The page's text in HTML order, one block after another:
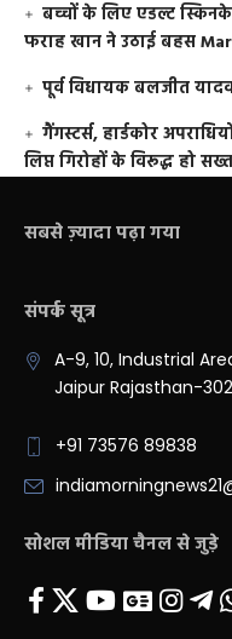
बच्चों के लिए एडल्ट
फराह खान ने उठाई बहस
पूर्व विधायक बलजीत
गैंगस्टर्स, हार्डकोर
लिप्त गिरोहों के विरूद्ध हो
सबसे ज़्यादा पढ़ा गया
संपर्क सूत्र
A-9, 10, Industrial
Jaipur Rajasthan-
+91 73576 89838
सोशल मीडिया चैनल से जुड़े